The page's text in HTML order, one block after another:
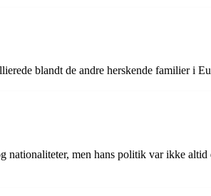
blandt de andre herskende familier i
men hans politik var ikke altid